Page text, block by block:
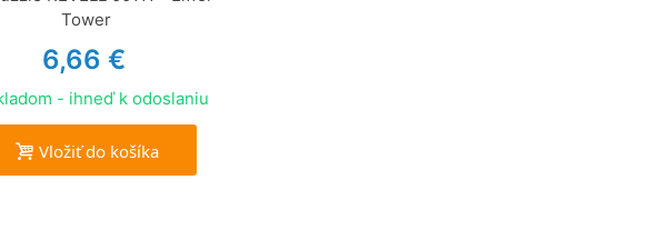
Tower
6,66 €
- ihneď k odoslaniu
Vložiť do košíka